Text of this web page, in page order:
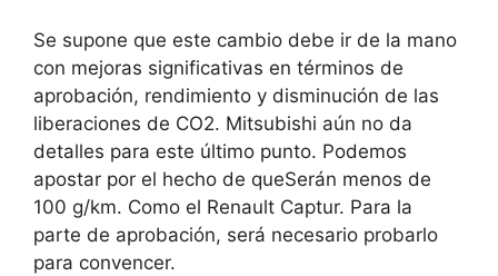
Se supone que este cambio debe ir de la mano
con mejoras significativas en términos de
aprobación, rendimiento y disminución de las
liberaciones de CO2. Mitsubishi aún no da
detalles para este último punto. Podemos
apostar por el hecho de queSerán menos de
100 g/km. Como el Renault Captur. Para la
parte de aprobación, será necesario probarlo
para convencer.